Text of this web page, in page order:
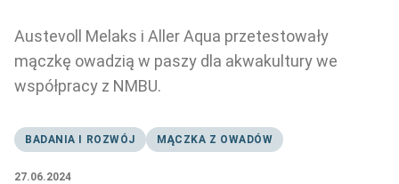
BADANIA I ROZWÓJ MĄCZKA Z OWADÓW
27.06.2024
Austevoll Melaks i Aller Aqua przetestowały
mączkę owadzią w paszy dla akwakultury we
współpracy z NMBU.